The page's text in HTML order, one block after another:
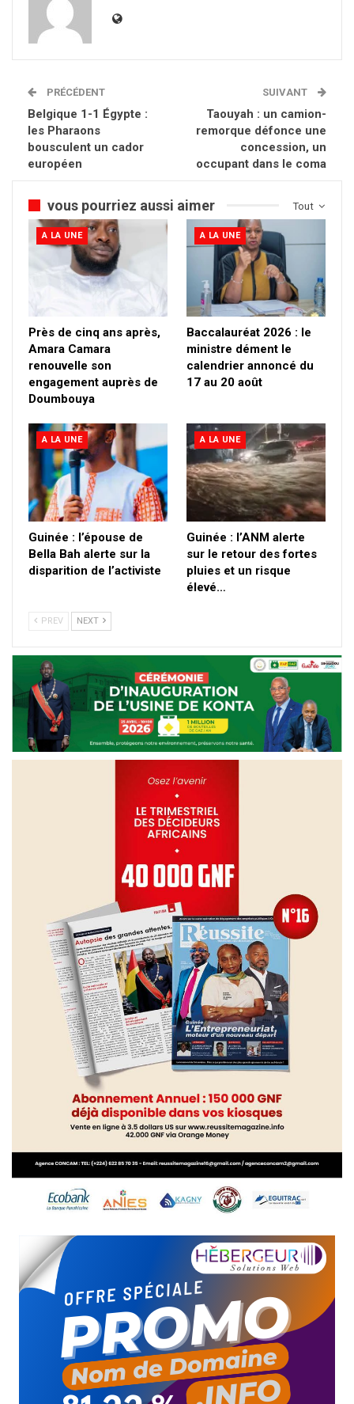
PRÉCÉDENT
Belgique 1-1 Égypte :
les Pharaons
bousculent un cador
européen
SUIVANT
Taouyah : un camion-
remorque défonce une
concession, un
occupant dans le coma
Tout
vous pourriez aussi aimer
A LA UNE
Près de cinq ans après,
Amara Camara
renouvelle son
engagement auprès de
Doumbouya
A LA UNE
Baccalauréat 2026 : le
ministre dément le
calendrier annoncé du
17 au 20 août
A LA UNE
Guinée : l’épouse de
Bella Bah alerte sur la
disparition de l’activiste
A LA UNE
Guinée : l’ANM alerte
sur le retour des fortes
pluies et un risque
élevé…
PREV NEXT